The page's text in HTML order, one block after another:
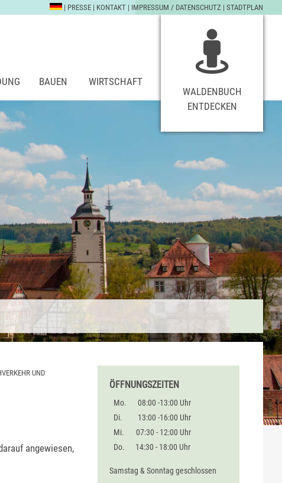
| PRESSE | KONTAKT | IMPRESSUM / DATENSCHUTZ | STADTPLAN
BAUEN
WIRTSCHAFT
WALDENBUCH
ENTDECKEN
UND
angewiesen,
ÖFFNUNGSZEITEN
Mo.
08:00 -13:00 Uhr
Di.
13:00 -16:00 Uhr
Mi.
07:30 - 12:00 Uhr
Do.
14:30 - 18:00 Uhr
Samstag & Sonntag geschlossen